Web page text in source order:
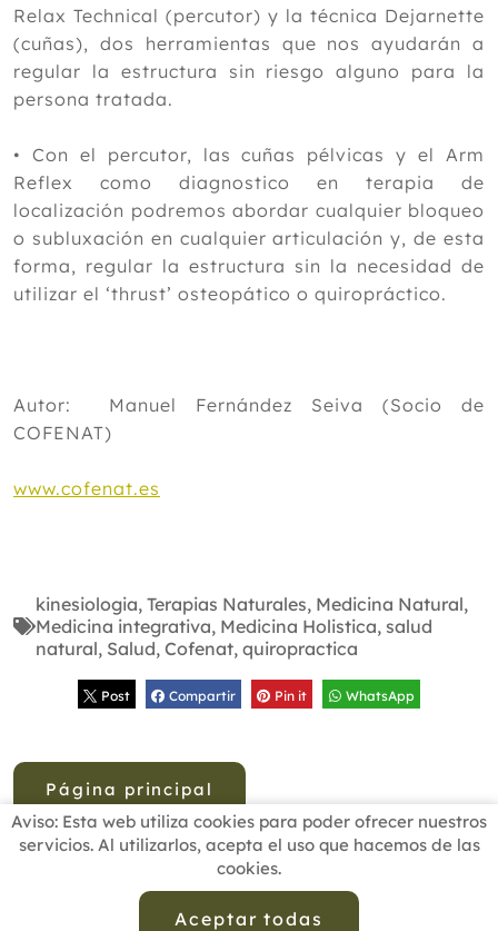
Relax Technical (percutor) y la técnica Dejarnette
(cuñas), dos herramientas que nos ayudarán a
regular la estructura sin riesgo alguno para la
persona tratada.
• Con el percutor, las cuñas pélvicas y el Arm
Reflex como diagnostico en terapia de
localización podremos abordar cualquier bloqueo
o subluxación en cualquier articulación y, de esta
forma, regular la estructura sin la necesidad de
utilizar el ‘thrust’ osteopático o quiropráctico.
Autor: Manuel Fernández Seiva (Socio de
COFENAT)
www.cofenat.es
kinesiologia, Terapias Naturales, Medicina Natural,
Medicina integrativa, Medicina Holistica, salud
natural, Salud, Cofenat, quiropractica
Post Compartir Pin it WhatsApp
Página principal
Aviso: Esta web utiliza cookies para poder ofrecer nuestros
servicios. Al utilizarlos, acepta el uso que hacemos de las
cookies.
Aceptar todas
BUSCADOR PROFESIONALES
ESCUELAS RECOMENDADAS